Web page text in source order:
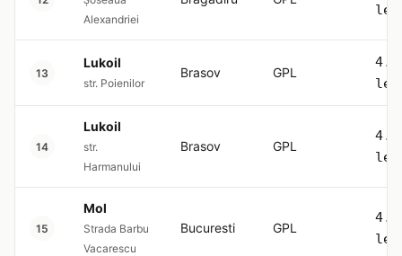
Alexandriei
13
Lukoil
str. Poienilor
Brasov GPL
14
Lukoil
str.
Harmanului
Brasov GPL
15
Mol
Strada Barbu
Vacarescu
Bucuresti GPL